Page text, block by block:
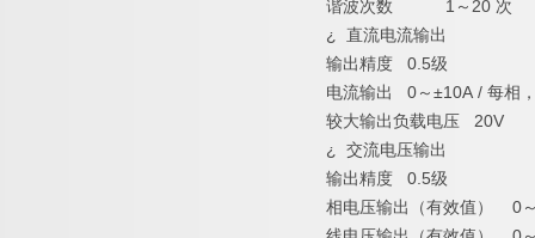
谐波次数 1～20 次
¿ 直流电流输出
输出精度 0.5级
电流输出 0～±10A / 每相
较大输出负载电压 20V
¿ 交流电压输出
输出精度 0.5级
相电压输出（有效值） 0